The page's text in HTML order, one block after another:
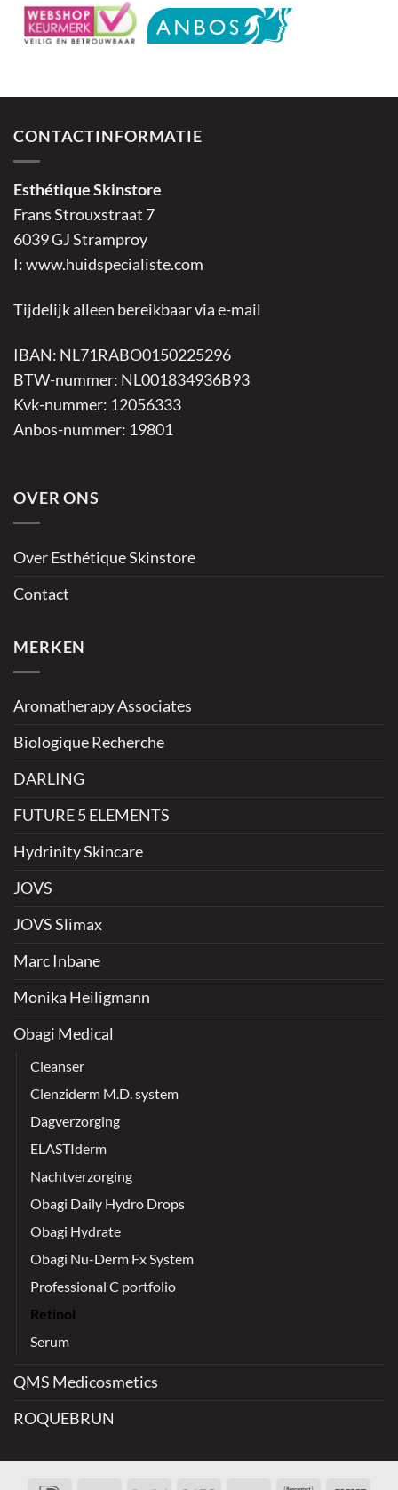
CONTACTINFORMATIE
Esthétique Skinstore
Frans Strouxstraat 7
6039 GJ Stramproy
I:www.huidspecialiste.com
Tijdelijk alleen bereikbaar via e-mail
IBAN: NL71RABO0150225296
BTW-nummer: NL001834936B93
Kvk-nummer: 12056333
Anbos-nummer: 19801
OVER ONS
Over Esthétique Skinstore
Contact
MERKEN
Aromatherapy Associates
Biologique Recherche
DARLING
FUTURE 5 ELEMENTS
Hydrinity Skincare
JOVS
JOVS Slimax
Marc Inbane
Monika Heiligmann
Obagi Medical
Cleanser
Clenziderm M.D. system
Dagverzorging
ELASTIderm
Nachtverzorging
Obagi Daily Hydro Drops
Obagi Hydrate
Obagi Nu-Derm Fx System
Professional C portfolio
Retinol
Serum
QMS Medicosmetics
ROQUEBRUN